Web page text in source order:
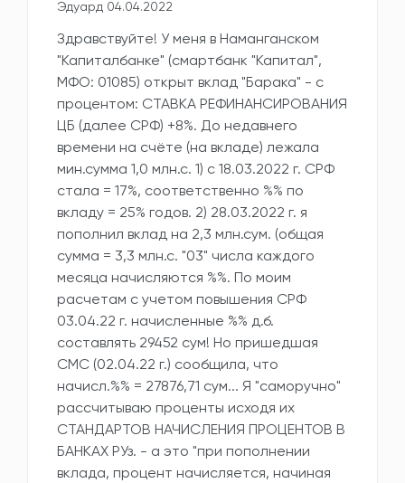
Эдуард 04.04.2022
Здравствуйте! У меня в Наманганском
"Капиталбанке" (смартбанк "Капитал",
МФО: 01085) открыт вклад "Барака" - с
процентом: СТАВКА РЕФИНАНСИРОВАНИЯ
ЦБ (далее СРФ) +8%. До недавнего
времени на счёте (на вкладе) лежала
мин.сумма 1,0 млн.с. 1) с 18.03.2022 г. СРФ
стала = 17%, соответственно %% по
вкладу = 25% годов. 2) 28.03.2022 г. я
пополнил вклад на 2,3 млн.сум. (общая
сумма = 3,3 млн.с. "03" числа каждого
месяца начисляются %%. По моим
расчетам с учетом повышения СРФ
03.04.22 г. начисленные %% д.б.
составлять 29452 сум! Но пришедшая
СМС (02.04.22 г.) сообщила, что
начисл.%% = 27876,71 сум... Я "саморучно"
рассчитываю проценты исходя их
СТАНДАРТОВ НАЧИСЛЕНИЯ ПРОЦЕНТОВ В
БАНКАХ РУз. - а это "при пополнении
вклада, процент начисляется, начиная